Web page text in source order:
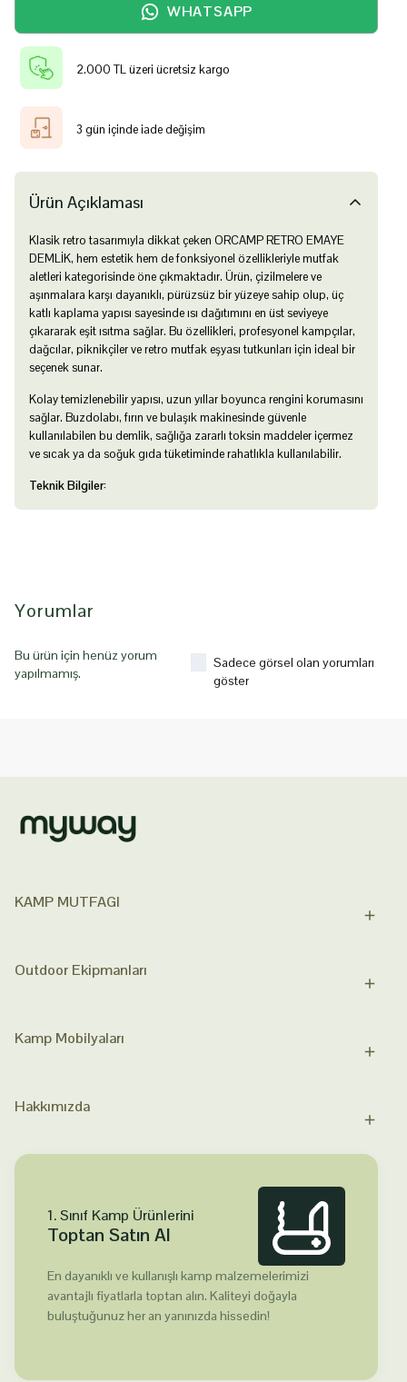
WHATSAPP
2.000 TL üzeri ücretsiz kargo
3 gün içinde iade değişim
Ürün Açıklaması
Klasik retro tasarımıyla dikkat çeken ORCAMP RETRO EMAYE
DEMLİK, hem estetik hem de fonksiyonel özellikleriyle mutfak
aletleri kategorisinde öne çıkmaktadır. Ürün, çizilmelere ve
aşınmalara karşı dayanıklı, pürüzsüz bir yüzeye sahip olup, üç
katlı kaplama yapısı sayesinde ısı dağıtımını en üst seviyeye
çıkararak eşit ısıtma sağlar. Bu özellikleri, profesyonel kampçılar,
dağcılar, piknikçiler ve retro mutfak eşyası tutkunları için ideal bir
seçenek sunar.
Kolay temizlenebilir yapısı, uzun yıllar boyunca rengini korumasını
sağlar. Buzdolabı, fırın ve bulaşık makinesinde güvenle
kullanılabilen bu demlik, sağlığa zararlı toksin maddeler içermez
ve sıcak ya da soğuk gıda tüketiminde rahatlıkla kullanılabilir.
Teknik Bilgiler:
Yorumlar
Bu ürün için henüz yorum
yapılmamış.
Sadece görsel olan yorumları
göster
KAMP MUTFAGI
Outdoor Ekipmanları
Kamp Mobilyaları
Hakkımızda
1. Sınıf Kamp Ürünlerini
Toptan Satın Al
En dayanıklı ve kullanışlı kamp malzemelerimizi
avantajlı fiyatlarla toptan alın. Kaliteyi doğayla
buluştuğunuz her an yanınızda hissedin!